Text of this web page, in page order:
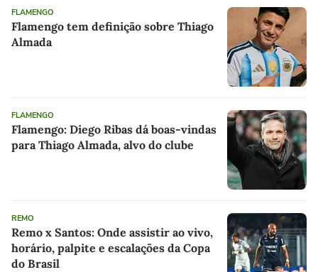
FLAMENGO
Flamengo tem definição sobre Thiago
Almada
FLAMENGO
Flamengo: Diego Ribas dá boas-vindas
para Thiago Almada, alvo do clube
REMO
Remo x Santos: Onde assistir ao vivo,
horário, palpite e escalações da Copa
do Brasil